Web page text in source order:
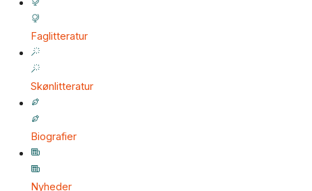
Faglitteratur
Skønlitteratur
Biografier
Nyheder